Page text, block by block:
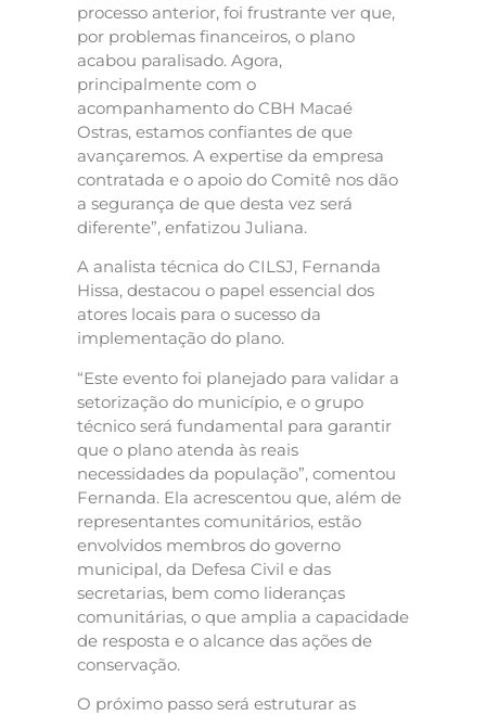
processo anterior, foi frustrante ver que,
por problemas financeiros, o plano
acabou paralisado. Agora,
principalmente com o
acompanhamento do CBH Macaé
Ostras, estamos confiantes de que
avançaremos. A expertise da empresa
contratada e o apoio do Comitê nos dão
a segurança de que desta vez será
diferente”, enfatizou Juliana.
A analista técnica do CILSJ, Fernanda
Hissa, destacou o papel essencial dos
atores locais para o sucesso da
implementação do plano.
“Este evento foi planejado para validar a
setorização do município, e o grupo
técnico será fundamental para garantir
que o plano atenda às reais
necessidades da população”, comentou
Fernanda. Ela acrescentou que, além de
representantes comunitários, estão
envolvidos membros do governo
municipal, da Defesa Civil e das
secretarias, bem como lideranças
comunitárias, o que amplia a capacidade
de resposta e o alcance das ações de
conservação.
O próximo passo será estruturar as